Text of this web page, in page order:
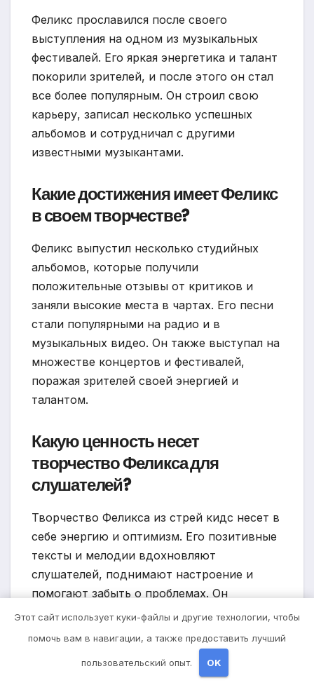
Феликс прославился после своего
выступления на одном из музыкальных
фестивалей. Его яркая энергетика и талант
покорили зрителей, и после этого он стал
все более популярным. Он строил свою
карьеру, записал несколько успешных
альбомов и сотрудничал с другими
известными музыкантами.
Какие достижения имеет Феликс
в своем творчестве?
Феликс выпустил несколько студийных
альбомов, которые получили
положительные отзывы от критиков и
заняли высокие места в чартах. Его песни
стали популярными на радио и в
музыкальных видео. Он также выступал на
множестве концертов и фестивалей,
поражая зрителей своей энергией и
талантом.
Какую ценность несет
творчество Феликса для
слушателей?
Творчество Феликса из стрей кидс несет в
себе энергию и оптимизм. Его позитивные
тексты и мелодии вдохновляют
слушателей, поднимают настроение и
помогают забыть о проблемах. Он
продолжает радовать своих поклонников
благотворительных проектах.
Этот сайт использует куки-файлы и другие технологии, чтобы
помочь вам в навигации, а также предоставить лучший
пользовательский опыт. OK